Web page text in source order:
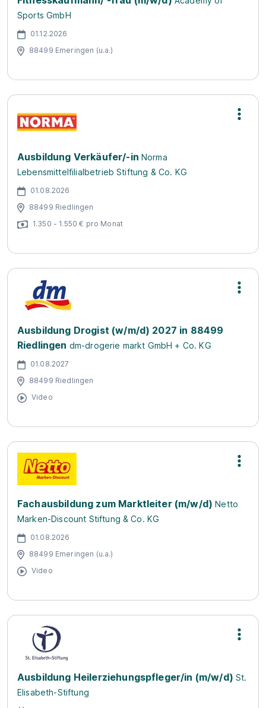
Sports GmbH
01.12.2026
88499 Emeringen (u.a.)
Ausbildung Verkäufer/-in Norma
Lebensmittelfilialbetrieb Stiftung & Co. KG
01.08.2026
88499 Riedlingen
1.350 - 1.550 € pro Monat
Ausbildung Drogist (w/m/d) 2027 in 88499
Riedlingen dm-drogerie markt GmbH + Co. KG
01.08.2027
88499 Riedlingen
Video
Fachausbildung zum Marktleiter (m/w/d) Netto
Marken-Discount Stiftung & Co. KG
01.08.2026
88499 Emeringen (u.a.)
Video
Ausbildung Heilerziehungspfleger/in (m/w/d) St.
Elisabeth-Stiftung